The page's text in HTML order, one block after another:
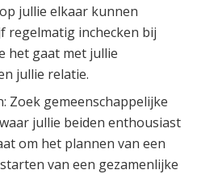
jullie elkaar kunnen
regelmatig inchecken bij
het gaat met jullie
jullie relatie.
Zoek gemeenschappelijke
jullie beiden enthousiast
om het plannen van een
van een gezamenlijke